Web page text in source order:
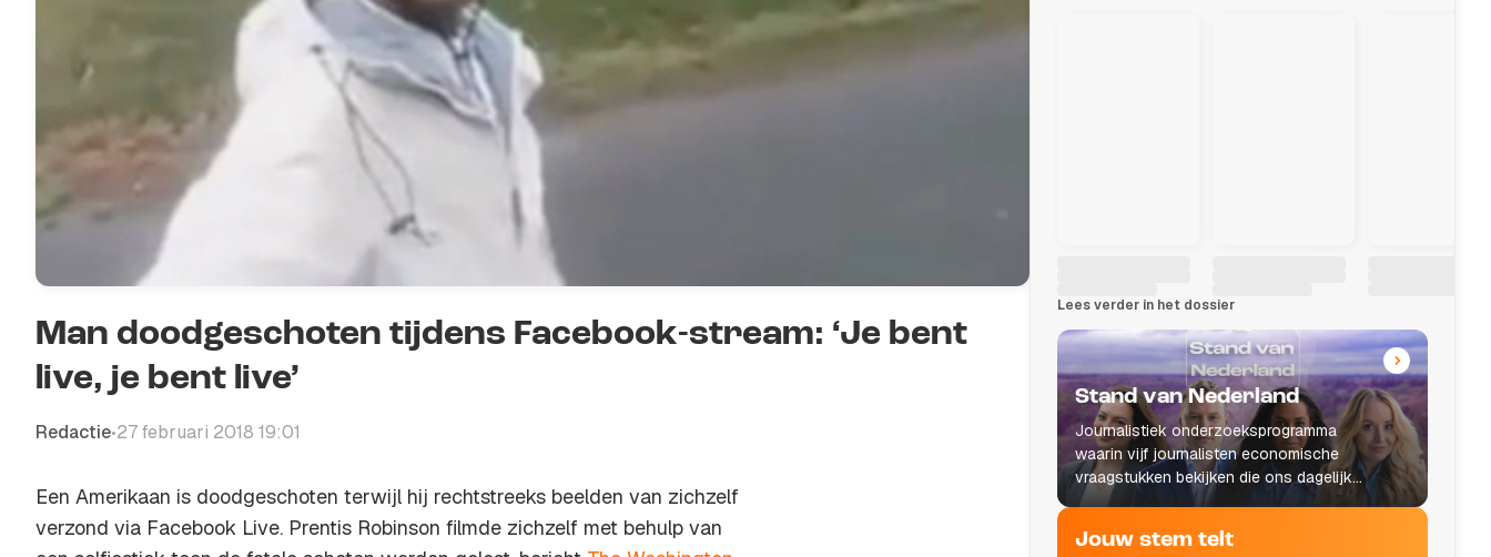
Man doodgeschoten tijdens Facebook-stream: ‘Je bent
live, je bent live’
Redactie•27 februari 2018 19:01
Een Amerikaan is doodgeschoten terwijl hij rechtstreeks beelden van zichzelf
verzond via Facebook Live. Prentis Robinson filmde zichzelf met behulp van
Lees verder in het dossier
Stand van Nederland
Journalistiek onderzoeksprogramma
waarin vijf journalisten economische
vraagstukken bekijken die ons dagelijks
leven raken.
Jouw stem telt